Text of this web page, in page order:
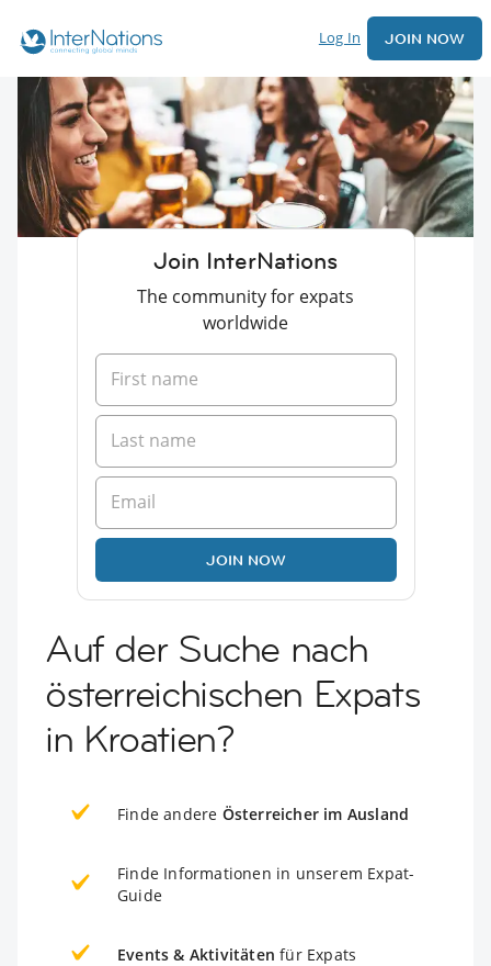
Log In JOIN NOW
Join InterNations
The community for expats
worldwide
JOIN NOW
Auf der Suche nach
österreichischen Expats
in Kroatien?
Finde andere Österreicher im Ausland
Finde Informationen in unserem Expat-
Guide
Events & Aktivitäten für Expats